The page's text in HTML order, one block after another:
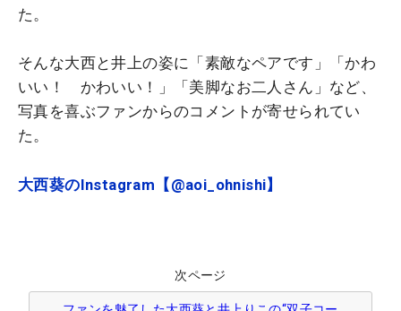
た。
そんな大西と井上の姿に「素敵なペアです」「かわ
いい！ かわいい！」「美脚なお二人さん」など、
写真を喜ぶファンからのコメントが寄せられてい
た。
大西葵のInstagram【@aoi_ohnishi】
次ページ